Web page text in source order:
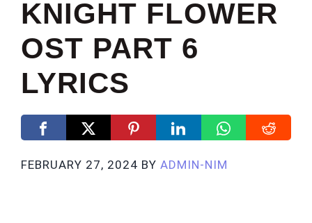
KNIGHT FLOWER
OST PART 6
LYRICS
FEBRUARY 27, 2024 BY ADMIN-NIM